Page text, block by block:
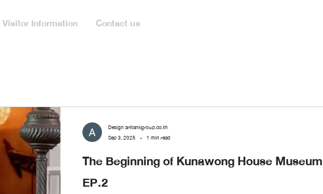
Visitor Information Contact us
The Beginning of Kunawong House Museum
EP.2
Design arttankgroup.co.th
Sep 3, 2025
1 min read